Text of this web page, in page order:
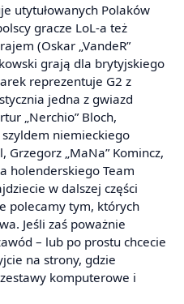
utytułowanych Polaków
gracze LoL-a też
(Oskar „VandeR”
grają dla brytyjskiego
reprezentuje G2 z
jedna z gwiazd
„Nerchio” Bloch,
niemieckiego
Grzegorz „MaNa” Komincz,
holenderskiego Team
w dalszej części
polecamy tym, których
Jeśli zaś poważnie
– lub po prostu chcecie
na strony, gdzie
komputerowe i